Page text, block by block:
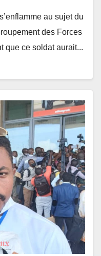
au sujet du
des Forces
que ce soldat aurait...